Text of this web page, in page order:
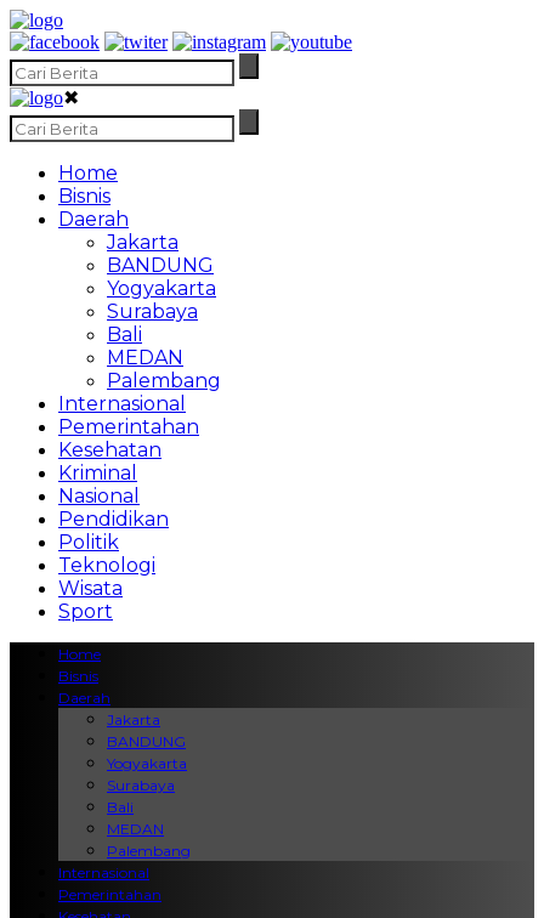
✖
Home
Bisnis
Daerah
Jakarta
BANDUNG
Yogyakarta
Surabaya
Bali
MEDAN
Palembang
Internasional
Pemerintahan
Kesehatan
Kriminal
Nasional
Pendidikan
Politik
Teknologi
Wisata
Sport
Home
Bisnis
Daerah
Jakarta
BANDUNG
Yogyakarta
Surabaya
Bali
MEDAN
Palembang
Internasional
Pemerintahan